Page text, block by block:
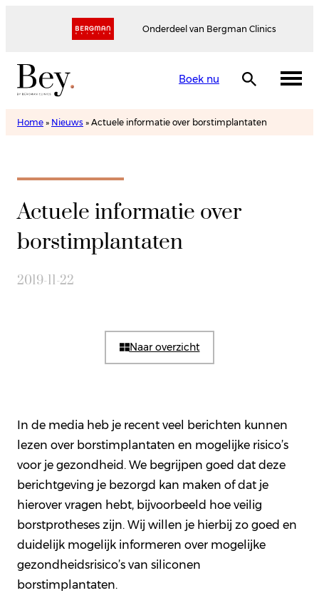
Onderdeel van Bergman Clinics
Boek nu
Home » Nieuws » Actuele informatie over borstimplantaten
Actuele informatie over
borstimplantaten
2019-11-22
Naar overzicht
In de media heb je recent veel berichten kunnen
lezen over borstimplantaten en mogelijke risico’s
voor je gezondheid. We begrijpen goed dat deze
berichtgeving je bezorgd kan maken of dat je
hierover vragen hebt, bijvoorbeeld hoe veilig
borstprotheses zijn. Wij willen je hierbij zo goed en
duidelijk mogelijk informeren over mogelijke
gezondheidsrisico’s van siliconen
borstimplantaten.